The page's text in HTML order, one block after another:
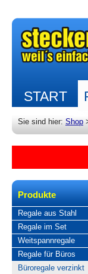
START
Sie sind hier: Shop
Produkte
Regale aus Stahl
Regale im Set
Weitspannregale
Regale für Büros
Büroregale verzinkt